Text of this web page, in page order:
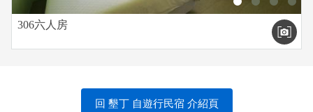
306六人房
回 墾丁 自遊行民宿 介紹頁